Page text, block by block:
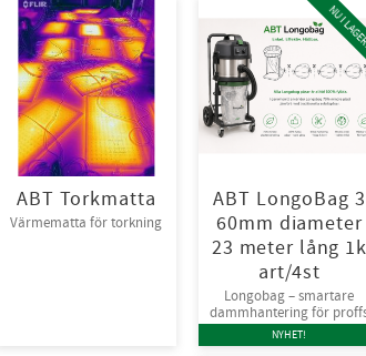
ABT Torkmatta
Värmematta för torkning
ABT LongoBag 3
60mm diameter
23 meter lång 1k
art/4st
Longobag – smartare
dammhantering för
NU I
NYHET!